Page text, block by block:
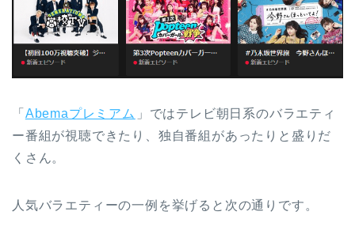
「 Abemaプレミアム 」ではテレビ朝日系のバラエティ
ー番組が視聴できたり、独自番組があったりと盛りだ
くさん。
人気バラエティーの一例を挙げると次の通りです。